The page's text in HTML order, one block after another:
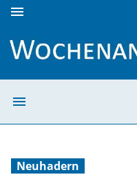
menu
menu
Neuhadern